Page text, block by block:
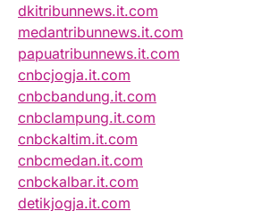
dkitribunnews.it.com
medantribunnews.it.com
papuatribunnews.it.com
cnbcjogja.it.com
cnbcbandung.it.com
cnbclampung.it.com
cnbckaltim.it.com
cnbcmedan.it.com
cnbckalbar.it.com
detikjogja.it.com